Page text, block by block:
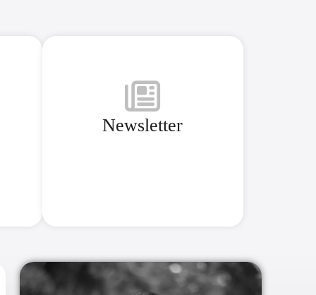
Newsletter